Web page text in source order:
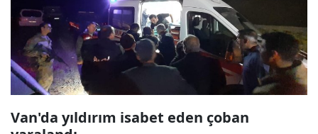
Van'da yıldırım isabet eden çoban